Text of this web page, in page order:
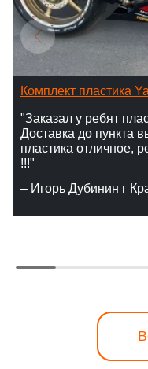
Комплект пластика
"Заказал у ребят
Доставка до пункта
пластика отличное,
!!!"
– Игорь Дубинин г